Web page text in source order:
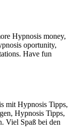
Hypnosis money,
oportunity,
Have fun
mit Hypnosis Tipps,
Hypnosis Tipps,
Viel Spaß bei den